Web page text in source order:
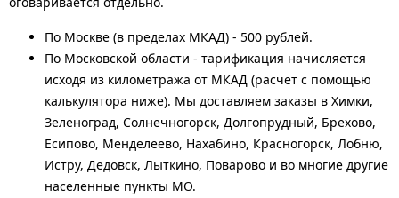
По Москве (в пределах МКАД) - 500 рублей.
По Московской области - тарификация начисляется
исходя из километража от МКАД (расчет с помощью
калькулятора ниже). Мы доставляем заказы в Химки,
Зеленоград, Солнечногорск, Долгопрудный, Брехово,
Есипово, Менделеево, Нахабино, Красногорск, Лобню,
Истру, Дедовск, Лыткино, Поварово и во многие другие
населенные пункты МО.